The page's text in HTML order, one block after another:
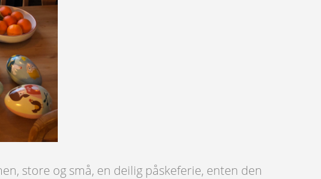
store og små, en deilig påskeferie, enten den